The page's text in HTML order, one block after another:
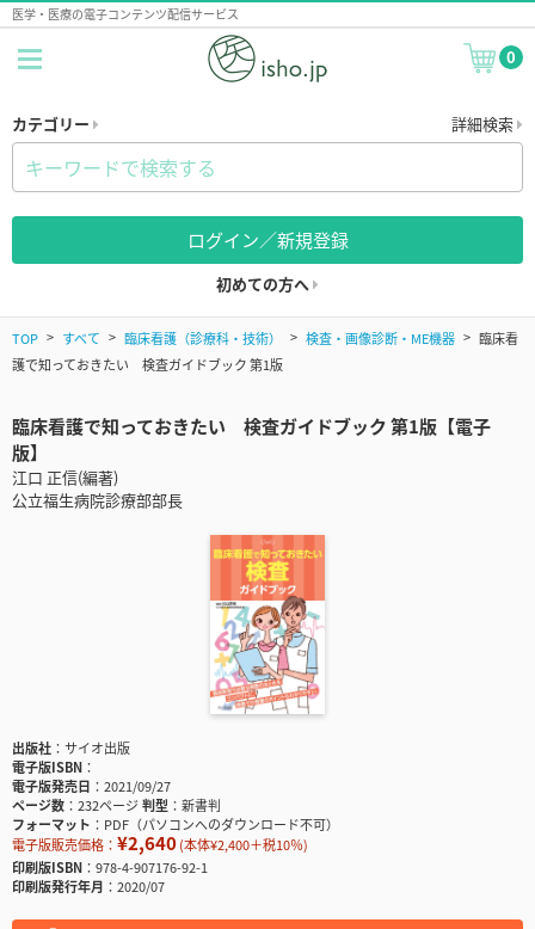
医学・医療の電子コンテンツ配信サービス
0
カテゴリー 詳細検索
ログイン／新規登録
初めての方へ
TOP すべて 臨床看護（診療科・技術） 検査・画像診断・ME機器
臨床看
護で知っておきたい 検査ガイドブック 第1版
臨床看護で知っておきたい 検査ガイドブック 第1版【電子
版】
江口 正信(編著)
公立福生病院診療部部長
出版社
サイオ出版
電子版ISBN
電子版発売日
2021/09/27
ページ数
232ページ判型
新書判
フォーマット
PDF（パソコンへのダウンロード不可）
電子版販売価格： ¥2,640(本体¥2,400＋税10％)
印刷版ISBN
978-4-907176-92-1
印刷版発行年月
2020/07